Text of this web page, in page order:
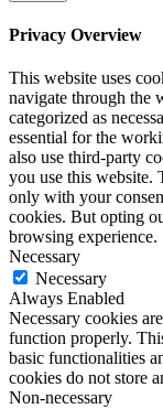
Privacy Overview
This website uses
navigate through the
categorized as
essential for the
also use third-party
you use this website.
only with your
cookies. But opting
browsing experience.
Necessary
Necessary
Always Enabled
Necessary cookies
function properly.
basic functionalities
cookies do not store
Non-necessary